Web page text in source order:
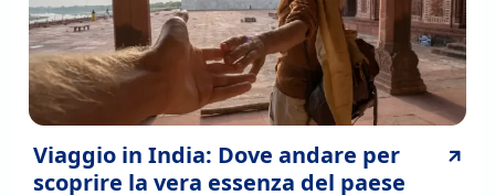
Viaggio in India: Dove andare per
scoprire la vera essenza del paese